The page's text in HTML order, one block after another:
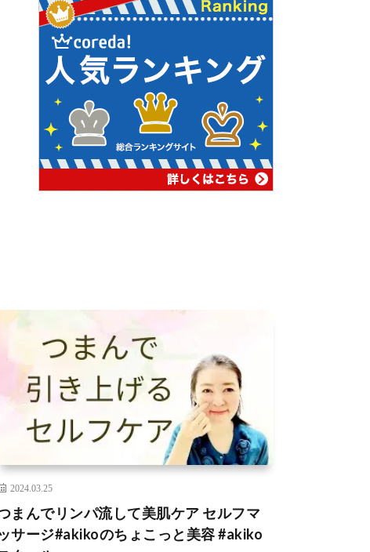
2024.03.25
まんでリンパ流して美肌ケア セルフマ
ッサージ#akikoのちょこっと美容 #akiko